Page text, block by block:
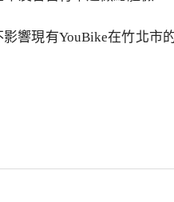
響現有YouBike在竹北市